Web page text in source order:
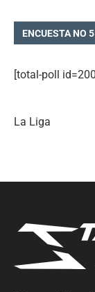
ENCUESTA NO
[total-poll
La Liga